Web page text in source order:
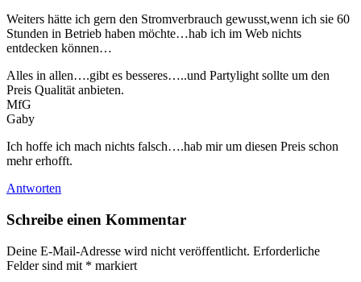
Weiters hätte ich gern den Stromverbrauch gewusst,wenn ich sie 60
Stunden in Betrieb haben möchte…hab ich im Web nichts
entdecken können…
Alles in allen….gibt es besseres…..und Partylight sollte um den
Preis Qualität anbieten.
MfG
Gaby
Ich hoffe ich mach nichts falsch….hab mir um diesen Preis schon
mehr erhofft.
Antworten
Schreibe einen Kommentar
Deine E-Mail-Adresse wird nicht veröffentlicht. Erforderliche
Felder sind mit * markiert